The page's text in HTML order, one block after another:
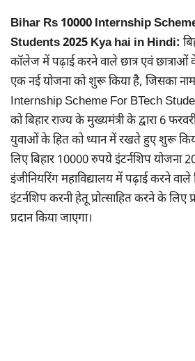
Bihar Rs 10000 Internship
Students 2025 Kya hai in Hindi:
कॉलेज में पढ़ाई करने वाले छात्र एवं छात्राओं
एक नई योजना को शुरू किया है, जिसका
Internship Scheme For BTech
को बिहार राज्य के मुख्यमंत्री के द्वारा 6
युवाओं के हित को ध्यान में रखते हुए शुरू
लिए बिहार 10000 रुपये इंटर्नशिप योजना
इंजीनियरिंग महाविद्यालय में पढ़ाई करने वाले
इंटर्नशिप करनी हेतू प्रोत्साहित करने के लिए
प्रदान किया जाएगा।